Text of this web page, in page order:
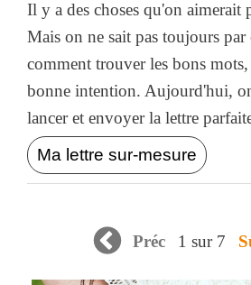
Il y a des choses qu'on aimerait
Mais on ne sait pas toujours par
comment trouver les bons
bonne intention. Aujourd'hui,
lancer et envoyer la lettre
Ma lettre sur-mesure
Préc 1 sur 7